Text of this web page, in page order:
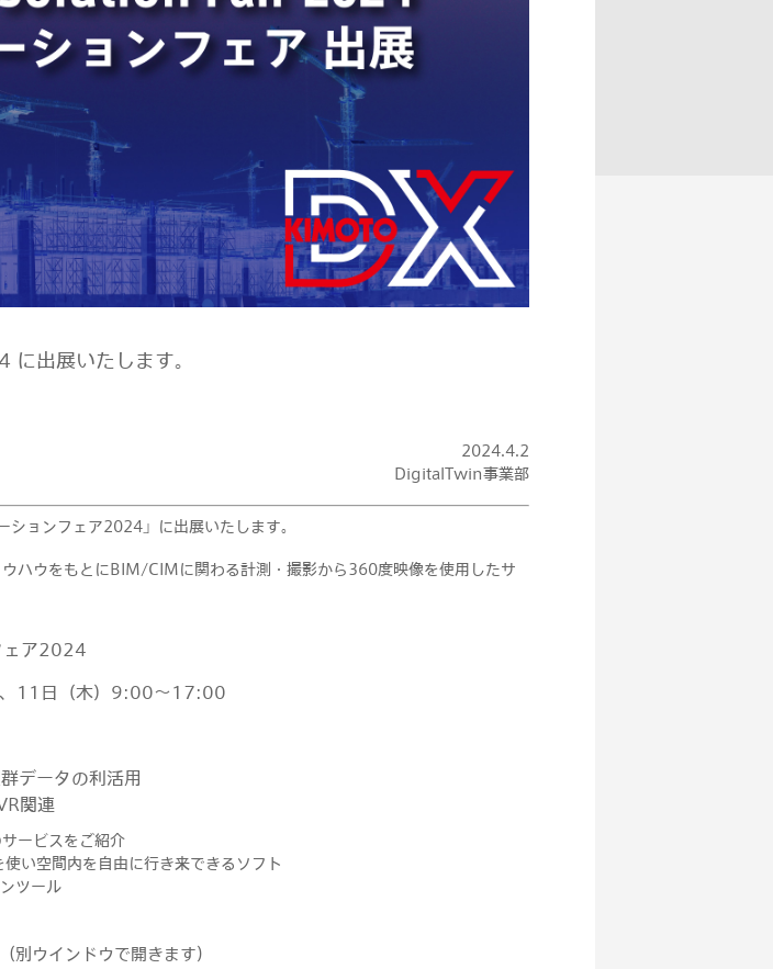
出展いたします。
2024.4.2
DigitalTwin事業部
ョンフェア2024」に出展いたします。
ハウをもとにBIM/CIMに関わる計測・撮影から360度映像を使用したサ
ェア2024
11日（木）9:00～17:00
データの利活用
関連
ービスをご紹介
い空間内を自由に行き来できるソフト
ツール
別ウインドウで開きます）